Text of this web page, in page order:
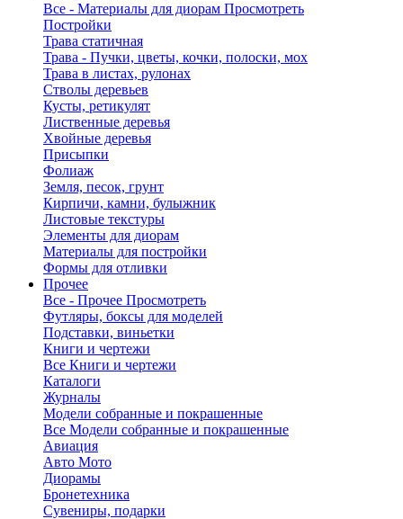
Все - Материалы для диорам Просмотреть
Постройки
Трава статичная
Трава - Пучки, цветы, кочки, полоски, мох
Трава в листах, рулонах
Стволы деревьев
Кусты, ретикулят
Лиственные деревья
Хвойные деревья
Присыпки
Фолиаж
Земля, песок, грунт
Кирпичи, камни, булыжник
Листовые текстуры
Элементы для диорам
Материалы для постройки
Формы для отливки
Прочее
Все - Прочее Просмотреть
Футляры, боксы для моделей
Подставки, виньетки
Книги и чертежи
Все Книги и чертежи
Каталоги
Журналы
Модели собранные и покрашенные
Все Модели собранные и покрашенные
Авиация
Авто Мото
Диорамы
Бронетехника
Сувениры, подарки